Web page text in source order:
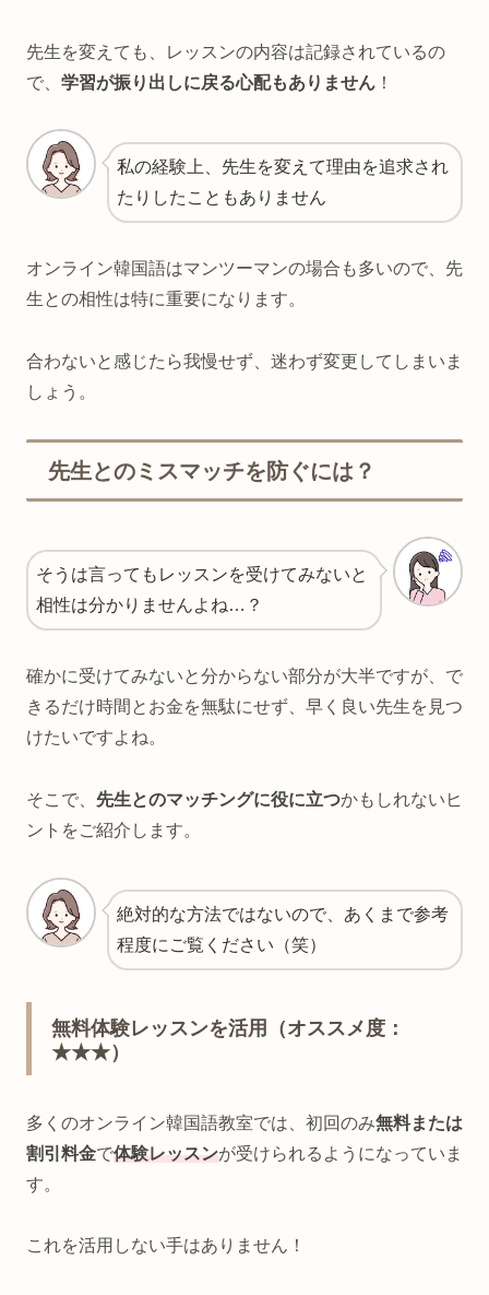
先生を変えても、レッスンの内容は記録されているの
で、 学習が振り出しに戻る心配もありません ！
私の経験上、先生を変えて理由を追求され
たりしたこともありません
オンライン韓国語はマンツーマンの場合も多いので、先
生との相性は特に重要になります。
合わないと感じたら我慢せず、迷わず変更してしまいま
しょう。
先生とのミスマッチを防ぐには？
そうは言ってもレッスンを受けてみないと
相性は分かりませんよね…？
確かに受けてみないと分からない部分が大半ですが、で
きるだけ時間とお金を無駄にせず、早く良い先生を見つ
けたいですよね。
そこで、 先生とのマッチングに役に立つかもしれないヒ
ントをご紹介します。
絶対的な方法ではないので、あくまで参考
程度にご覧ください（笑）
無料体験レッスンを活用（オススメ度：
★★★）
多くのオンライン韓国語教室では、初回のみ無料または
割引料金で体験レッスンが受けられるようになっていま
す。
これを活用しない手はありません！